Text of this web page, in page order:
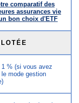
comparatif des
assurances vie
bon choix d'ETF
% (si vous avez
mode gestion